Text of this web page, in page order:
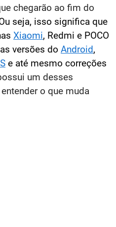
chegarão ao fim do
seja, isso significa que
Xiaomi, Redmi e POCO
versões do Android,
e até mesmo correções
um desses
o que muda